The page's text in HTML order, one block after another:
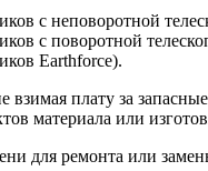
с неповоротной
с поворотной
Earthforce).
плату за
материала или
для ремонта или